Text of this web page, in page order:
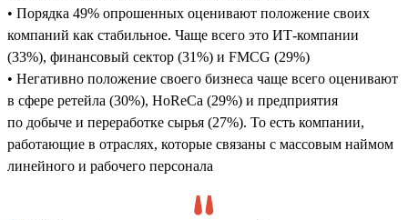
• Порядка 49% опрошенных оценивают положение своих
компаний как стабильное. Чаще всего это ИТ-компании
(33%), финансовый сектор (31%) и FMCG (29%)
• Негативно положение своего бизнеса чаще всего оценивают
в сфере ретейла (30%), HoReCa (29%) и предприятия
по добыче и переработке сырья (27%). То есть компании,
работающие в отраслях, которые связаны с массовым наймом
линейного и рабочего персонала